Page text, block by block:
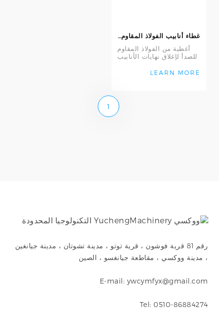
غطاء أنابيب الفولاذ المقاوم للصدأ (مسطحة / بيضاوية) - 304 / 316L غطاء نهاية الصحة
أغطية من الفولاذ المقاوم
للصدأ لإغلاق نهايات الأنابيب
التنظيف، ومتوافقة مLEARN MORE
1
رقم 81 قرية فوشون ، قرية توتو ، مدينة تشوتان ، مدينة جيانغين
، مدينة ووكسي ، مقاطعة جيانغسو ، الصين
E-mail: ywcymfyx@gmail.com
Tel: 0510-86884274